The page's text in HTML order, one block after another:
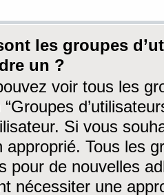
les groupes
un ?
voir tous les
“Groupes
Si vous
approprié. Tous les
pour de nouvelles
nécessiter une